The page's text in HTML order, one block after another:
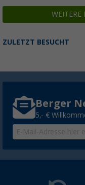
WEITERE
ZULETZT BESUCHT
Berger
5,- €